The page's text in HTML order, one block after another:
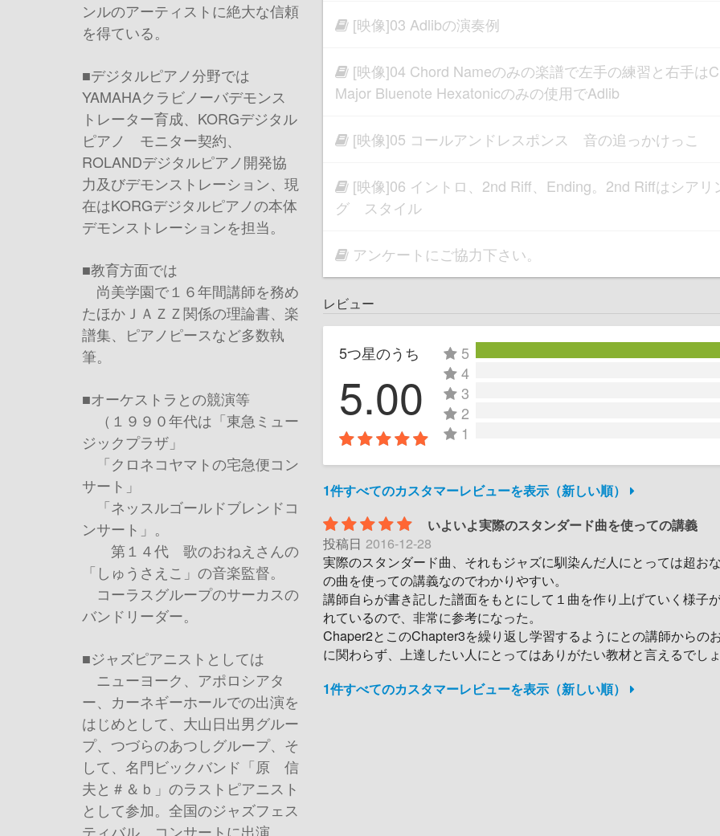
ンルのアーティストに絶大な信頼
を得ている。
■デジタルピアノ分野では
YAMAHAクラビノーバデモンス
トレーター育成、KORGデジタル
ピアノ モニター契約、
ROLANDデジタルピアノ開発協
力及びデモンストレーション、現
在はKORGデジタルピアノの本体
デモンストレーションを担当。
■教育方面では
尚美学園で１６年間講師を務め
たほかＪＡＺＺ関係の理論書、楽
譜集、ピアノピースなど多数執
筆。
■オーケストラとの競演等
（１９９０年代は「東急ミュー
ジックプラザ」
「クロネコヤマトの宅急便コン
サート」
「ネッスルゴールドブレンドコ
ンサート」。
第１４代 歌のおねえさんの
「しゅうさえこ」の音楽監督。
コーラスグループのサーカスの
バンドリーダー。
■ジャズピアニストとしては
ニューヨーク、アポロシアタ
ー、カーネギーホールでの出演を
はじめとして、大山日出男グルー
プ、つづらのあつしグループ、そ
して、名門ビックバンド「原 信
夫と＃＆ｂ」のラストピアニスト
として参加。全国のジャズフェス
ティバル、コンサートに出演
[映像]03 Adlibの演奏例
[映像]04 Chord Nameのみの楽譜で左手の練習と右手はC
Major Bluenote Hexatonicのみの使用でAdlib
[映像]05 コールアンドレスポンス 音の追っかけっこ
[映像]06 イントロ、2nd Riff、Ending。2nd Riffはシアリ
グ スタイル
アンケートにご協力下さい。
レビュー
5つ星のうち
5.00
5
4
3
2
1
1件すべてのカスタマーレビューを表示（新しい順）
いよいよ実際のスタンダード曲を使っての講義
投稿日 2016-12-28
実際のスタンダード曲、それもジャズに馴染んだ人にとっては超お
の曲を使っての講義なのでわかりやすい。
講師自らが書き記した譜面をもとにして１曲を作り上げていく様子
れているので、非常に参考になった。
Chaper2とこのChapter3を繰り返し学習するようにとの講師からの
に関わらず、上達したい人にとってはありがたい教材と言えるでしょ
1件すべてのカスタマーレビューを表示（新しい順）